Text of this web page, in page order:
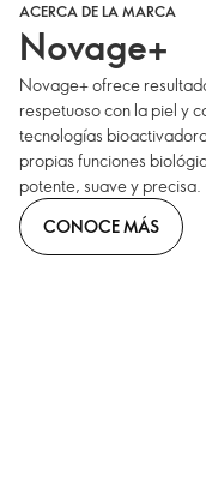
ACERCA DE LA MARCA
Novage+
Novage+ ofrece
respetuoso con la piel y
tecnologías
propias funciones
potente, suave y precisa.
CONOCE MÁS